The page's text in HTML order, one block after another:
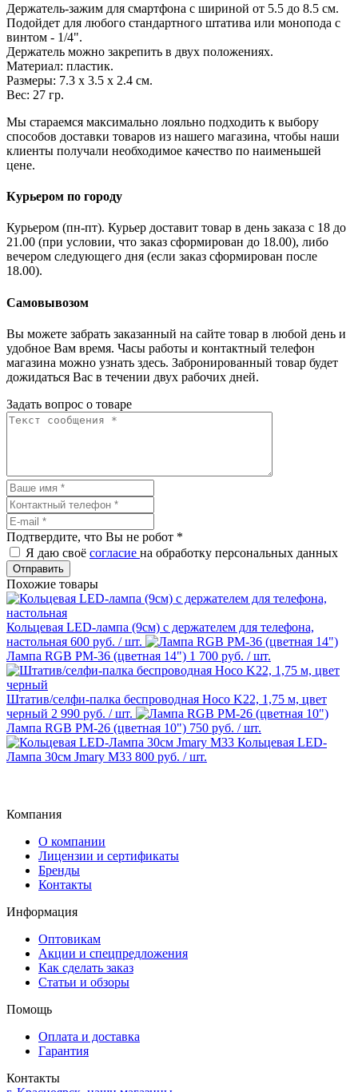
Держатель-зажим для смартфона с шириной от 5.5 до 8.5 см.
Подойдет для любого стандартного штатива или монопода с
винтом - 1/4".
Держатель можно закрепить в двух положениях.
Материал: пластик.
Размеры: 7.3 х 3.5 х 2.4 см.
Вес: 27 гр.
Мы стараемся максимально лояльно подходить к выбору
способов доставки товаров из нашего магазина, чтобы наши
клиенты получали необходимое качество по наименьшей
цене.
Курьером по городу
Курьером (пн-пт). Курьер доставит товар в день заказа с 18 до
21.00 (при условии, что заказ сформирован до 18.00), либо
вечером следующего дня (если заказ сформирован после
18.00).
Самовывозом
Вы можете забрать заказанный на сайте товар в любой день и
удобное Вам время. Часы работы и контактный телефон
магазина можно узнать здесь. Забронированный товар будет
дожидаться Вас в течении двух рабочих дней.
Задать вопрос о товаре
Подтвердите, что Вы не робот *
Я даю своё согласие на обработку персональных данных
Отправить
Похожие товары
Кольцевая LED-лампа (9см) с держателем для телефона,
настольная 600 руб. / шт.
Лампа RGB PM-36 (цветная 14") 1 700 руб. / шт.
Штатив/селфи-палка беспроводная Hoco K22, 1,75 м, цвет
черный 2 990 руб. / шт.
Лампа RGB PM-26 (цветная 10") 750 руб. / шт.
Кольцевая LED-
Лампа 30см Jmary M33 800 руб. / шт.
Компания
О компании
Лицензии и сертификаты
Бренды
Контакты
Информация
Оптовикам
Акции и спецпредложения
Как сделать заказ
Статьи и обзоры
Помощь
Оплата и доставка
Гарантия
Контакты